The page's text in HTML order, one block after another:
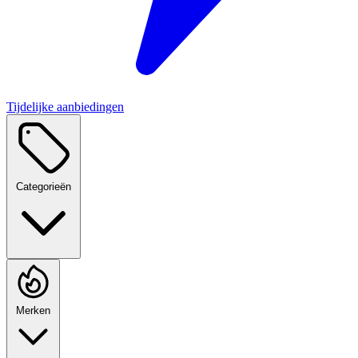
Tijdelijke aanbiedingen
Categorieën
Merken